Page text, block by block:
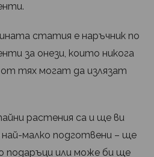
статия е наръчник по
за онези, които никога
от тях могат да излязат
растения са и ще ви
малко подготвени – ще
подаръци или може би ще